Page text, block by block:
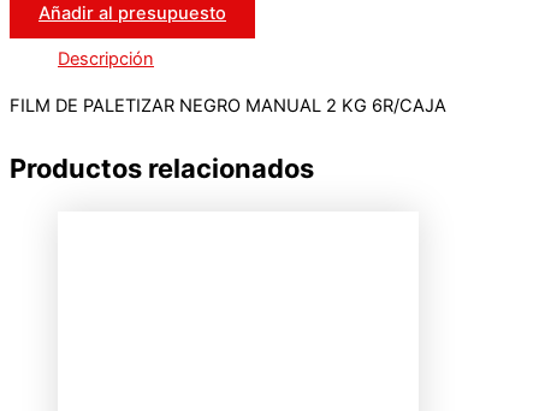
Añadir al presupuesto
Descripción
FILM DE PALETIZAR NEGRO MANUAL 2 KG 6R/CAJA
Productos relacionados